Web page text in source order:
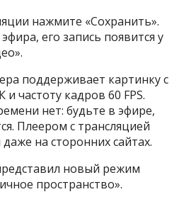
нажмите «Сохранить».
его запись появится у
поддерживает картинку с
частоту кадров 60 FPS.
нет: будьте в эфире,
Плеером с трансляцией
на сторонних сайтах.
новый режим
пространство».